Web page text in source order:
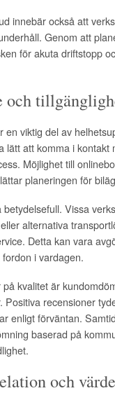
innebär också att
Genom att
för akuta driftstopp
och
en viktig del av
lätt att komma i kontakt
Möjlighet till
planeringen för
betydelsefull. Vissa
alternativa
Detta kan vara
i vardagen.
kvalitet är
Positiva recensioner
enligt förväntan.
baserad på
och